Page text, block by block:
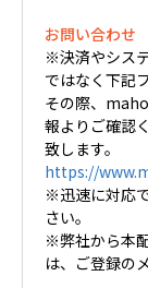
お問い合わせ
※決済やシス
ではなく下記
その際、
報よりご確認
致します。
https://
※迅速に対応
さい。
※弊社から本
は、ご登録の